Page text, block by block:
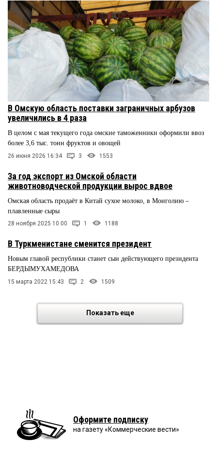
СТИЛЬ ЖИЗНИ
В Омскую область поставки заграничных арбузов
увеличились в 4 раза
В целом с мая текущего года омские таможенники оформили ввоз
более 3,6 тыс. тонн фруктов и овощей
26 июня 2026 16:34 3 1553
За год экспорт из Омской области
животноводческой продукции вырос вдвое
Омская область продаёт в Китай сухое молоко, в Монголию –
плавленные сыры
28 ноября 2025 10:00 1 1188
В Туркменистане сменится президент
Новым главой республики станет сын действующего президента
БЕРДЫМУХАМЕДОВА
15 марта 2022 15:43 2 1509
Показать еще
Оформите подписку
на газету «Коммерческие вести»